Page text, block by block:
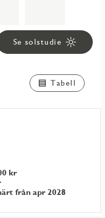
Se solstudie
Tabell
kr
från apr 2028